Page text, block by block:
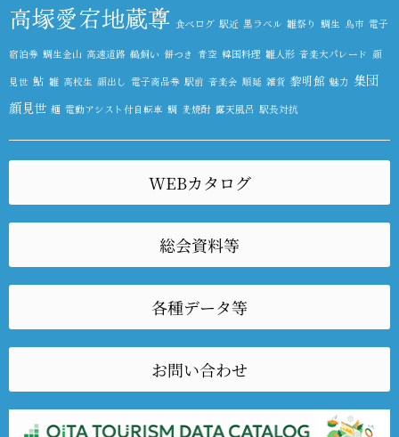
高塚愛宕地蔵尊 食べログ 駅近 黒ラベル 雛祭り 鯛生 鳥市 電子
宿泊券 鯛生金山 高速道路 鵜飼い 餅つき 青空 韓国料理 雛人形 音楽大パレード 顔
見世 鮎 雛 高校生 顔出し 電子商品券 駅前 音楽会 順延 雑貨 黎明館 魅力 集団
顔見世 麺 電動アシスト付自転車 鯛 麦焼酎 露天風呂 駅長対抗
WEBカタログ
総会資料等
各種データ等
お問い合わせ